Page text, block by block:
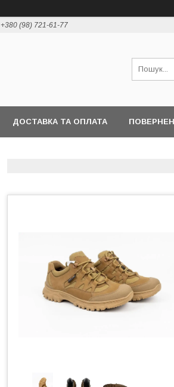
+380 (98) 721-61-77
ДОСТАВКА ТА ОПЛАТА